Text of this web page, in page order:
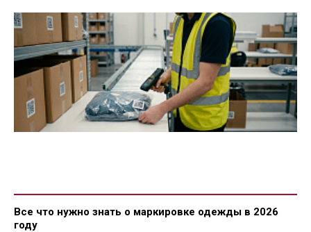
Все что нужно знать о маркировке одежды в 2026
году